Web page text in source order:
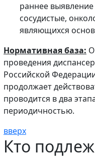
раннее выявление
сосудистые,
являющихся
Нормативная база:
проведения
Российской
продолжает
проводится в два
периодичностью.
вверх
Кто